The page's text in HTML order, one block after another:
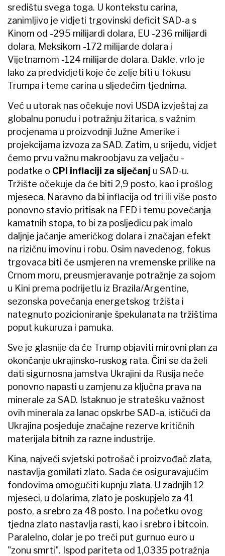
središtu svega toga. U kontekstu carina,
zanimljivo je vidjeti trgovinski deficit SAD-a s
Kinom od -295 milijardi dolara, EU -236 milijardi
dolara, Meksikom -172 milijarde dolara i
Vijetnamom -124 milijarde dolara. Dakle, vrlo je
lako za predvidjeti koje će zelje biti u fokusu
Trumpa i teme carina u sljedećim tjednima.
Već u utorak nas očekuje novi USDA izvještaj za
globalnu ponudu i potražnju žitarica, s važnim
procjenama u proizvodnji Južne Amerike i
projekcijama izvoza za SAD. Zatim, u srijedu, vidjet
ćemo prvu važnu makroobjavu za veljaču -
podatke o CPI inflaciji za siječanj u SAD-u.
Tržište očekuje da će biti 2,9 posto, kao i prošlog
mjeseca. Naravno da bi inflacija od tri ili više posto
ponovno stavio pritisak na FED i temu povećanja
kamatnih stopa, to bi za posljedicu pak imalo
daljnje jačanje američkog dolara i značajan efekt
na rizičnu imovinu i robu. Osim navedenog, fokus
trgovaca biti će usmjeren na vremenske prilike na
Crnom moru, preusmjeravanje potražnje za sojom
u Kini prema podrijetlu iz Brazila/Argentine,
sezonska povećanja energetskog tržišta i
nategnuto pozicioniranje špekulanata na tržištima
poput kukuruza i pamuka.
Sve je glasnije da će Trump objaviti mirovni plan za
okončanje ukrajinsko-ruskog rata. Čini se da želi
dati sigurnosna jamstva Ukrajini da Rusija neće
ponovno napasti u zamjenu za ključna prava na
minerale za SAD. Istaknuo je stratešku važnost
ovih minerala za lanac opskrbe SAD-a, ističući da
Ukrajina posjeduje značajne rezerve kritičnih
materijala bitnih za razne industrije.
Kina, najveći svjetski potrošač i proizvođač zlata,
nastavlja gomilati zlato. Sada će osiguravajućim
fondovima omogućiti kupnju zlata. U zadnjih 12
mjeseci, u dolarima, zlato je poskupjelo za 41
posto, a srebro za 48 posto. I na početku ovog
tjedna zlato nastavlja rasti, kao i srebro i bitcoin.
Paralelno, dolar je po treći put gurnuo euro u
"zonu smrti". Ispod pariteta od 1,0335 potražnja